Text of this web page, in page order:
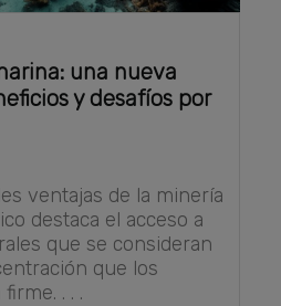
una nueva
y desafíos por
ventajas de la minería
destaca el acceso a
que se consideran
que los
. . .